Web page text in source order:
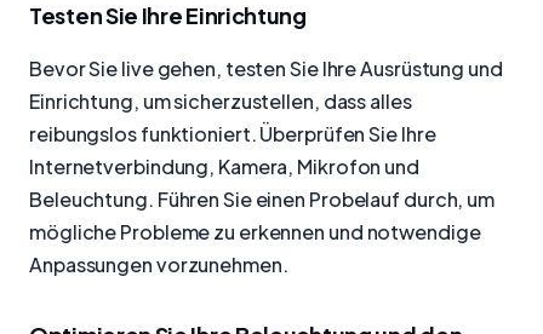
Testen Sie Ihre Einrichtung
Bevor Sie live gehen, testen Sie Ihre Ausrüstung und
Einrichtung, um sicherzustellen, dass alles
reibungslos funktioniert. Überprüfen Sie Ihre
Internetverbindung, Kamera, Mikrofon und
Beleuchtung. Führen Sie einen Probelauf durch, um
mögliche Probleme zu erkennen und notwendige
Anpassungen vorzunehmen.